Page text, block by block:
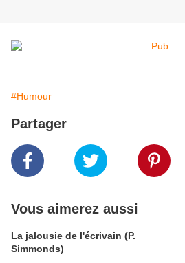
#Humour
Partager
Vous aimerez aussi
La jalousie de l'écrivain (P.
Simmonds)